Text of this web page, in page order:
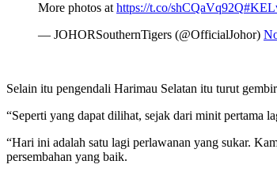
More photos at https://t.co/shCQaVq92Q
— JOHORSouthernTigers (@OfficialJohor)
Selain itu pengendali Harimau Selatan itu turut
“Seperti yang dapat dilihat, sejak dari minit pertama
“Hari ini adalah satu lagi perlawanan yang sukar.
persembahan yang baik.